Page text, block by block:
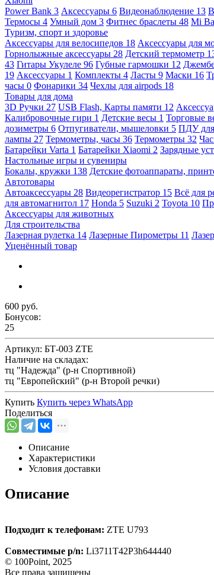
Power Bank 3 Аксессуары 6 Видеонаблюдение 13
Термосы 4 Умный дом 3 Фитнес браслеты 48 Mi
Туризм, спорт и здоровье
Аксессуары для велосипедов 18 Аксессуары для
Горнолыжные аксессуары 28 Детский термометр
43 Гитары Укулеле 96 Губные гармошки 12
19 Аксессуары 1 Комплекты 4 Ласты 9 Маски 16
часы 0 Фонарики 34 Чехлы для airpods 18
Товары для дома
3D Ручки 27 USB Flash, Карты памяти 12
Калибровочные гири 1 Детские весы 1 Торговые
дозиметры 6 Отпугиватели, мышеловки 5 ПДУ для
лампы 27 Термометры, часы 36 Термометры 32
Батарейки Varta 1 Батарейки Xiaomi 2 Зарядные
Настольные игры и сувениры
Бокалы, кружки 138 Детские фотоаппараты,
Автотовары
Автоаксессуары 28 Видеорегистратор 15 Всё для
для автомагнитол 17 Honda 5 Suzuki 2 Toyota 10
Аксессуары для животных
Для строительства
Лазерная рулетка 14 Лазерные Пирометры 11
Уценённый товар
600 руб.
Бонусов:
25
Артикул: БТ-003 ZTE
Наличие на складах:
тц "Надежда" (р-н Спортивной)
тц "Европейский" (р-н Второй речки)
Купить Купить через WhatsApp
Поделиться
Описание
Характеристики
Условия доставки
Описание
Подходит к телефонам: ZTE U793
Совместимые p/n: Li3711T42P3h644440
© 100Point, 2025
Все права защищены